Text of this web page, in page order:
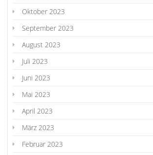
Oktober 2023
September 2023
August 2023
Juli 2023
Juni 2023
Mai 2023
April 2023
März 2023
Februar 2023